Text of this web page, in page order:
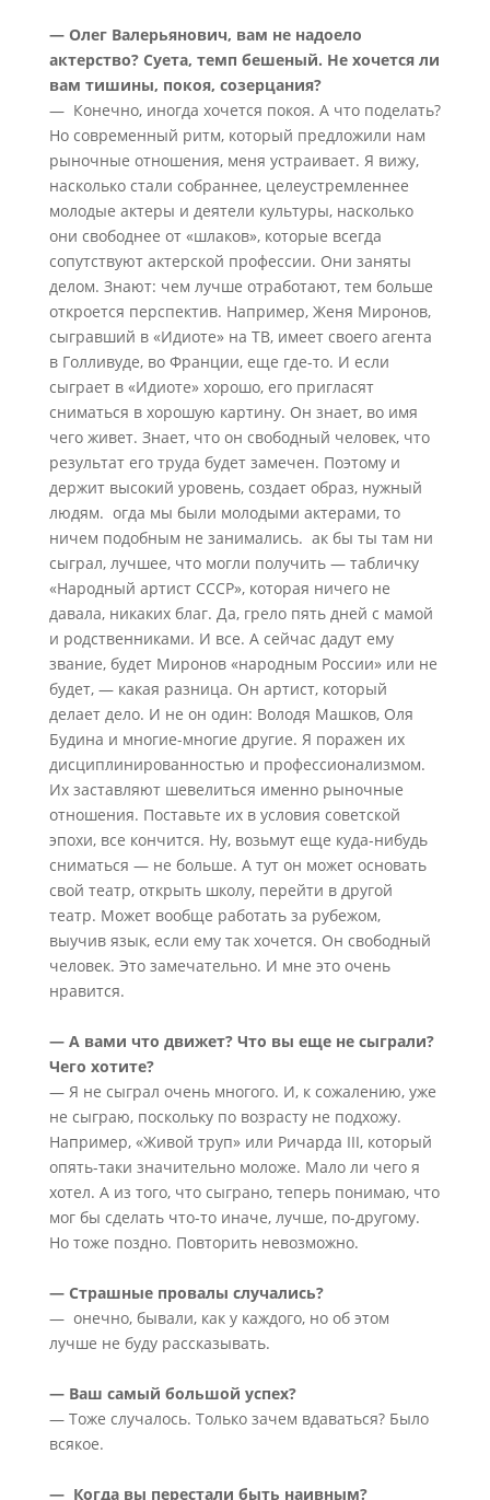
— Олег Валерьянович, вам не надоело
актерство? Суета, темп бешеный. Не хочется ли
вам тишины, покоя, созерцания?
— Конечно, иногда хочется покоя. А что поделать?
Но современный ритм, который предложили нам
рыночные отношения, меня устраивает. Я вижу,
насколько стали собраннее, целеустремленнее
молодые актеры и деятели культуры, насколько
они свободнее от «шлаков», которые всегда
сопутствуют актерской профессии. Они заняты
делом. Знают: чем лучше отработают, тем больше
откроется перспектив. Например, Женя Миронов,
сыгравший в «Идиоте» на ТВ, имеет своего агента
в Голливуде, во Франции, еще где-то. И если
сыграет в «Идиоте» хорошо, его пригласят
сниматься в хорошую картину. Он знает, во имя
чего живет. Знает, что он свободный человек, что
результат его труда будет замечен. Поэтому и
держит высокий уровень, создает образ, нужный
людям. огда мы были молодыми актерами, то
ничем подобным не занимались. ак бы ты там ни
сыграл, лучшее, что могли получить — табличку
«Народный артист СССР», которая ничего не
давала, никаких благ. Да, грело пять дней с мамой
и родственниками. И все. А сейчас дадут ему
звание, будет Миронов «народным России» или не
будет, — какая разница. Он артист, который
делает дело. И не он один: Володя Машков, Оля
Будина и многие-многие другие. Я поражен их
дисциплинированностью и профессионализмом.
Их заставляют шевелиться именно рыночные
отношения. Поставьте их в условия советской
эпохи, все кончится. Ну, возьмут еще куда-нибудь
сниматься — не больше. А тут он может основать
свой театр, открыть школу, перейти в другой
театр. Может вообще работать за рубежом,
выучив язык, если ему так хочется. Он свободный
человек. Это замечательно. И мне это очень
нравится.
— А вами что движет? Что вы еще не сыграли?
Чего хотите?
— Я не сыграл очень многого. И, к сожалению, уже
не сыграю, поскольку по возрасту не подхожу.
Например, «Живой труп» или Ричарда III, который
опять-таки значительно моложе. Мало ли чего я
хотел. А из того, что сыграно, теперь понимаю, что
мог бы сделать что-то иначе, лучше, по-другому.
Но тоже поздно. Повторить невозможно.
— Страшные провалы случались?
— онечно, бывали, как у каждого, но об этом
лучше не буду рассказывать.
— Ваш самый большой успех?
— Тоже случалось. Только зачем вдаваться? Было
всякое.
— Когда вы перестали быть наивным?